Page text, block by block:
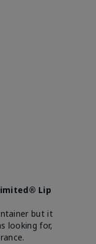
Lip
but it
looking for,